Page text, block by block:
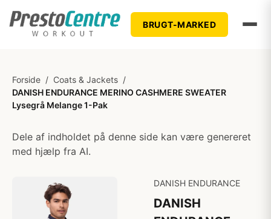
BRUGT-MARKED
Forside / Coats & Jackets /
DANISH ENDURANCE MERINO CASHMERE SWEATER
Lysegrå Melange 1-Pak
Dele af indholdet på denne side kan være genereret
med hjælp fra AI.
DANISH ENDURANCE
DANISH